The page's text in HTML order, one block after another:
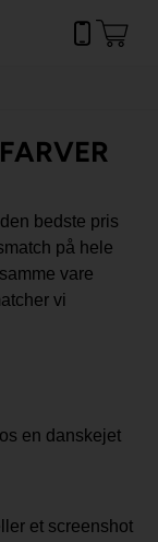
bedste pris
på hele
vare
vi
en danskejet
et screenshot